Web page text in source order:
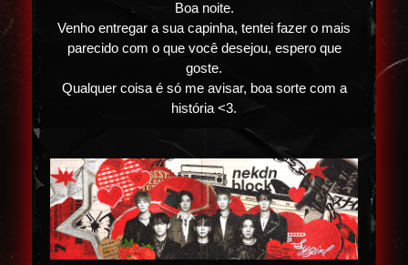
Boa noite.
Venho entregar a sua capinha, tentei fazer o mais
parecido com o que você desejou, espero que
goste.
Qualquer coisa é só me avisar, boa sorte com a
história <3.